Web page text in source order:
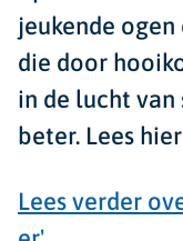
jeukende
die door
in de lucht
beter. Lees
Lees verder